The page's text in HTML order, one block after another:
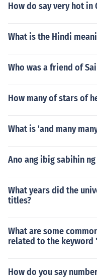
How do say very hot in
What is the Hindi
Who was a friend of
How many of stars of
What is 'and many
Ano ang ibig sabihin
What years did the
titles?
What are some
related to the
How do you say